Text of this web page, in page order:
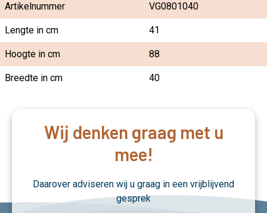
Artikelnummer VG0801040
Lengte in cm 41
Hoogte in cm 88
Breedte in cm 40
Wij denken graag met u
mee!
Daarover adviseren wij u graag in een vrijblijvend
gesprek